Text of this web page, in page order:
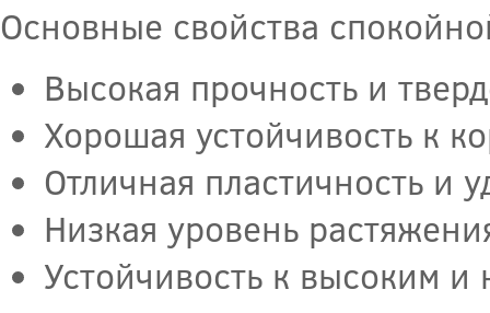
Основные свойства
Высокая прочность и
Хорошая устойчивость к
Отличная пластичность и
Низкая уровень
Устойчивость к высоким